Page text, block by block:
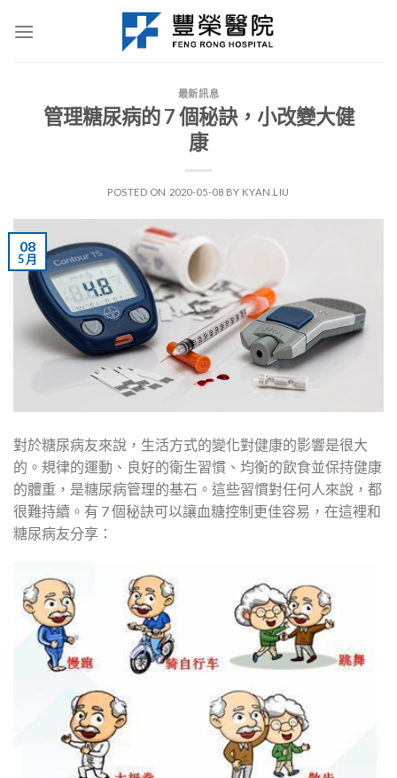
最新訊息
管理糖尿病的 7 個秘訣，小改變大健
康
POSTED ON 2020-05-08 BY KYAN.LIU
08
5 月
對於糖尿病友來說，生活方式的變化對健康的影響是很大
的。規律的運動、良好的衛生習慣、均衡的飲食並保持健康
的體重，是糖尿病管理的基石。這些習慣對任何人來說，都
很難持續。有 7 個秘訣可以讓血糖控制更佳容易，在這裡和
糖尿病友分享：